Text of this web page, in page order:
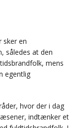
sker en
således at den
mens
egentlig
hvor der i dag
indtænker et